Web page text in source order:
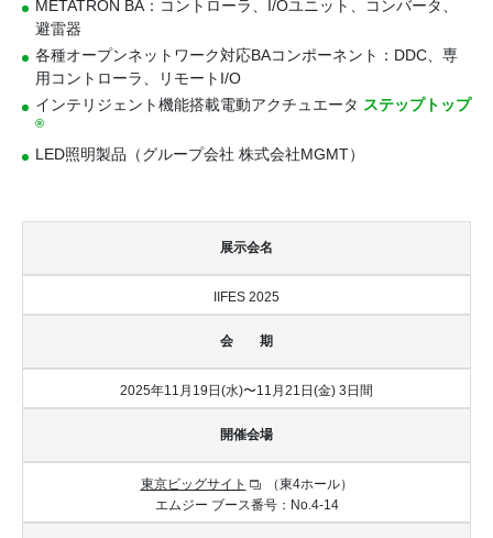
METATRON BA：コントローラ、I/Oユニット、コンバータ、
避雷器
各種オープンネットワーク対応BAコンポーネント：DDC、専
用コントローラ、リモートI/O
インテリジェント機能搭載電動アクチュエータ ステップトップ
®
LED照明製品（グループ会社 株式会社MGMT）
展示会名
IIFES 2025
会 期
2025年11月19日(水)〜11月21日(金) 3日間
開催会場
東京ビッグサイト
（東4ホール）
エムジー ブース番号：No.4-14